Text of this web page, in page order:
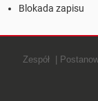
Blokada zapisu
Zespół